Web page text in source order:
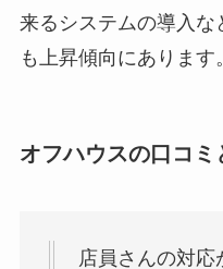
来るシステムの導入な
も上昇傾向にあります。
オフハウスの口コミ
店員さんの対応